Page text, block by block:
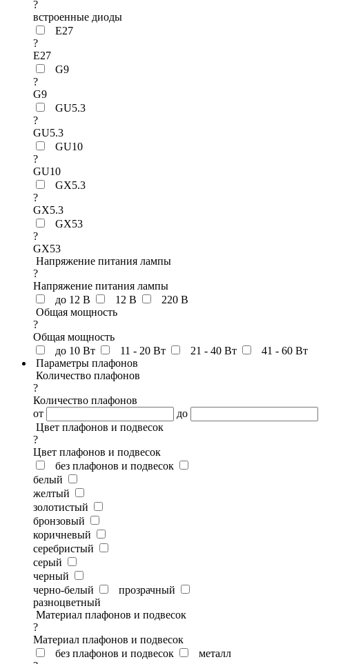
?
встроенные диоды
E27
?
E27
G9
?
G9
GU5.3
?
GU5.3
GU10
?
GU10
GX5.3
?
GX5.3
GX53
?
GX53
Напряжение питания лампы
?
Напряжение питания лампы
до 12 В
12 В
220 В
Общая мощность
?
Общая мощность
до 10 Вт
11 - 20 Вт 21 - 40 Вт
41 - 60 Вт
Параметры плафонов
Количество плафонов
?
Количество плафонов
от
до
Цвет плафонов и подвесок
?
Цвет плафонов и подвесок
без плафонов и подвесок
белый
желтый
золотистый
бронзовый
коричневый
серебристый
серый
черный
черно-белый
прозрачный
разноцветный
Материал плафонов и подвесок
?
Материал плафонов и подвесок
без плафонов и подвесок
металл